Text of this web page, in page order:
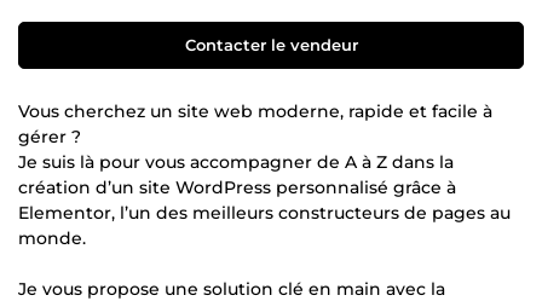
Contacter le vendeur
Vous cherchez un site web moderne, rapide et facile à
gérer ?
Je suis là pour vous accompagner de A à Z dans la
création d’un site WordPress personnalisé grâce à
Elementor, l’un des meilleurs constructeurs de pages au
monde.
Je vous propose une solution clé en main avec la